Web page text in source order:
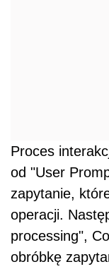
Proces
od "User
zapytanie,
operacji.
processing",
obróbkę